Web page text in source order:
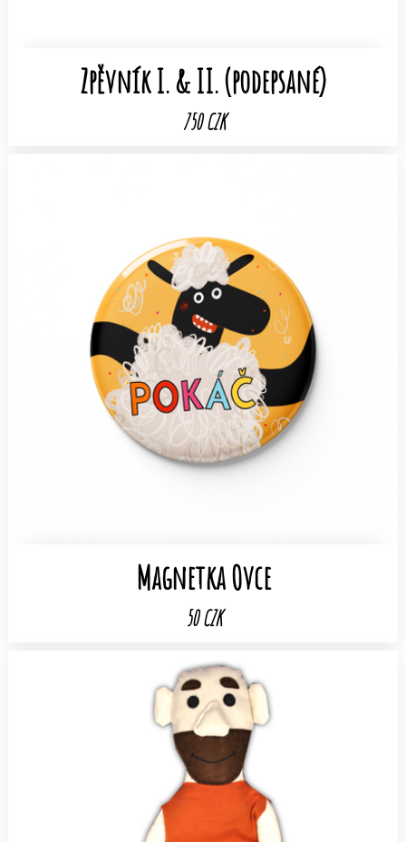
Zpěvník I. & II. (podepsané)
750 CZK
Magnetka Ovce
50 CZK